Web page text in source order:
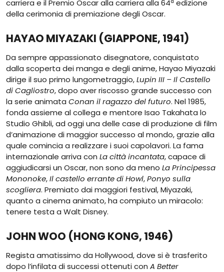
carriera e il Premio Oscar alla carriera alla 64ª edizione
della cerimonia di premiazione degli Oscar.
HAYAO MIYAZAKI (GIAPPONE, 1941)
Da sempre appassionato disegnatore, conquistato
dalla scoperta dei manga e degli anime, Hayao Miyazaki
dirige il suo primo lungometraggio,Lupin III – Il Castello
di Cagliostro, dopo aver riscosso grande successo con
la serie animata Conan il ragazzo del futuro. Nel 1985,
fonda assieme al collega e mentore Isao Takahata lo
Studio Ghibli, ad oggi una delle case di produzione di film
d’animazione di maggior successo al mondo, grazie alla
quale comincia a realizzare i suoi capolavori. La fama
internazionale arriva con La città incantata, capace di
aggiudicarsi un Oscar, non sono da meno La Principessa
Mononoke,Il castello errante di Howl,Ponyo sulla
scogliera. Premiato dai maggiori festival, Miyazaki,
quanto a cinema animato, ha compiuto un miracolo:
tenere testa a Walt Disney.
JOHN WOO (HONG KONG, 1946)
Regista amatissimo da Hollywood, dove si è trasferito
dopo l’infilata di successi ottenuti con A Better